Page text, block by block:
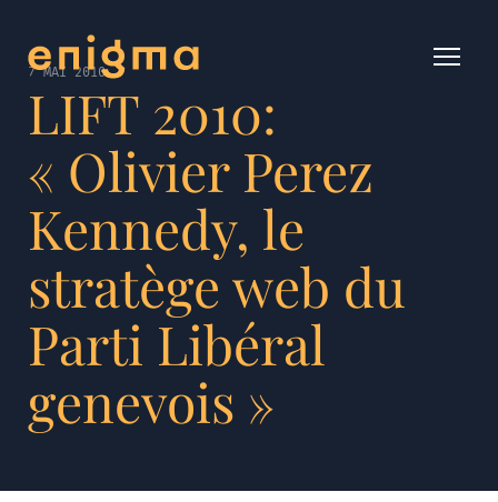
7 MAI 2010
LIFT 2010:
« Olivier Perez
Kennedy, le
stratège web du
Parti Libéral
genevois »